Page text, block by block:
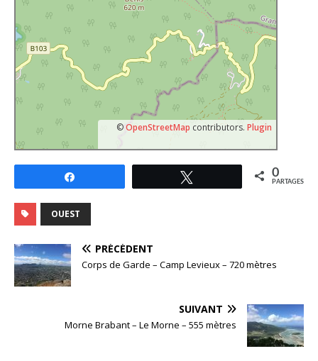
©OpenStreetMap contributors. Plugin
0
PARTAGES
OUEST
PRÉCÉDENT
Corps de Garde – Camp Levieux – 720 mètres
SUIVANT
Morne Brabant – Le Morne – 555 mètres